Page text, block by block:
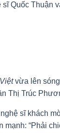
sĩ Quốc
vừa lên sóng
Thị Trúc
sĩ khách
mạnh: “Phải